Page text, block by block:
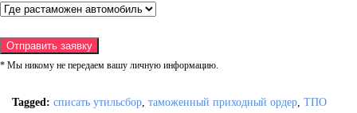
* Мы никому не передаем вашу личную информацию.
Tagged: списать утильсбор таможенный приходный ордер ТПО